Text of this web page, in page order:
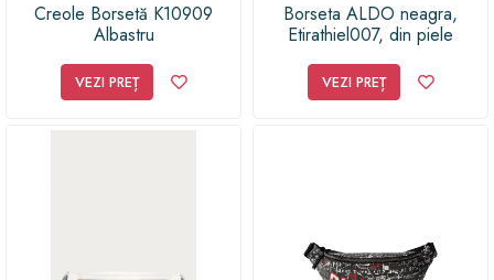
Creole Borsetă K10909
Albastru
VEZI PREȚ
Borseta ALDO neagra,
Etirathiel007, din piele
VEZI PREȚ